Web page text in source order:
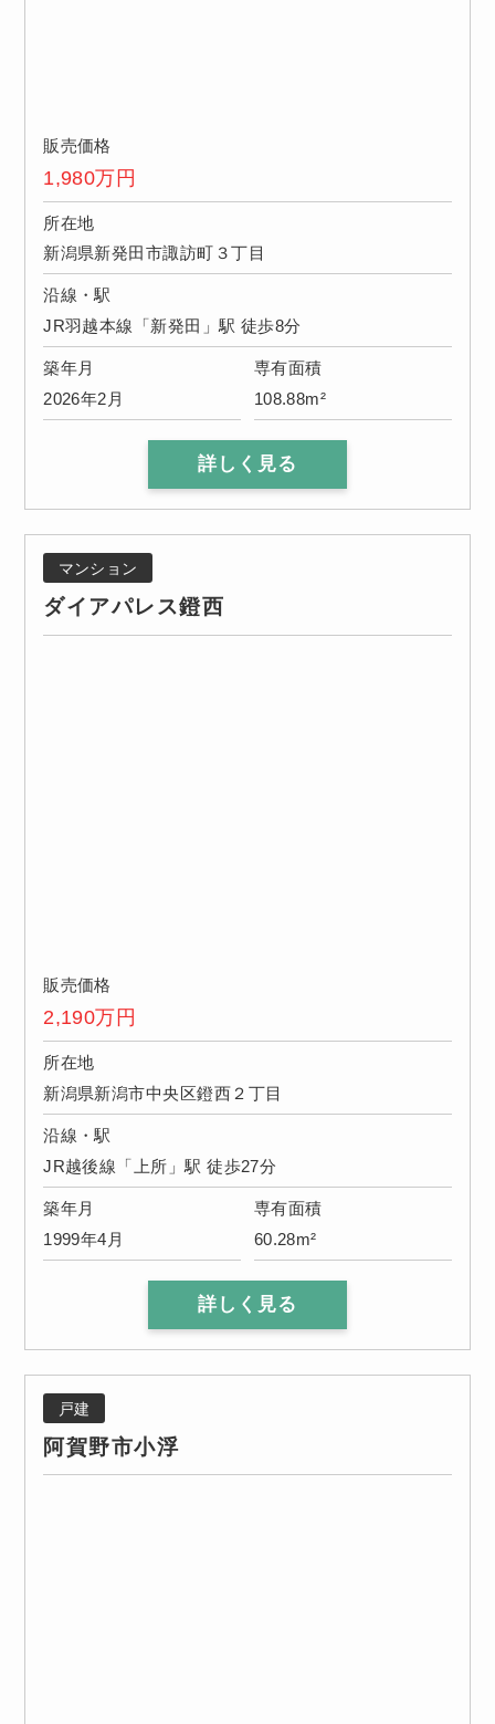
販売価格
1,980万円
所在地
新潟県新発田市諏訪町３丁目
沿線・駅
JR羽越本線「新発田」駅 徒歩8分
築年月
2026年2月
専有面積
108.88m²
詳しく見る
マンション
ダイアパレス鐙西
販売価格
2,190万円
所在地
新潟県新潟市中央区鐙西２丁目
沿線・駅
JR越後線「上所」駅 徒歩27分
築年月
1999年4月
専有面積
60.28m²
詳しく見る
戸建
阿賀野市小浮